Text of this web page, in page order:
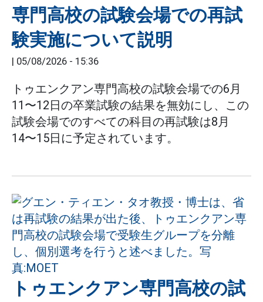
専門高校の試験会場での再試
験実施について説明
| 05/08/2026 - 15:36
トゥエンクアン専門高校の試験会場での6月
11〜12日の卒業試験の結果を無効にし、この
試験会場でのすべての科目の再試験は8月
14〜15日に予定されています。
トゥエンクアン専門高校の試